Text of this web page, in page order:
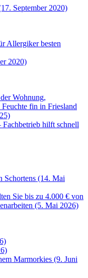
September 2020)
Allergiker besten
2020)
Wohnung,
fin in Friesland
Fachbetrieb hilft schnell
Schortens (14. Mai
Sie bis zu 4.000 € von
(5. Mai 2026)
Marmorkies (9. Juni